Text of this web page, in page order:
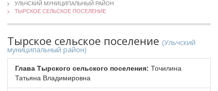
Документы CMO
Руководящие органы
Обработка персональных данных
Партнеры Совета
Полезные ссылки
УЛЬЧСКИЙ МУНИЦИПАЛЬНЫЙ РАЙОН
ТЫРСКОЕ СЕЛЬСКОЕ ПОСЕЛЕНИЕ
Тырское сельское поселение (Ульчский
муниципальный район)
Глава Тырского сельского поселения: Точилина
Татьяна Владимировна